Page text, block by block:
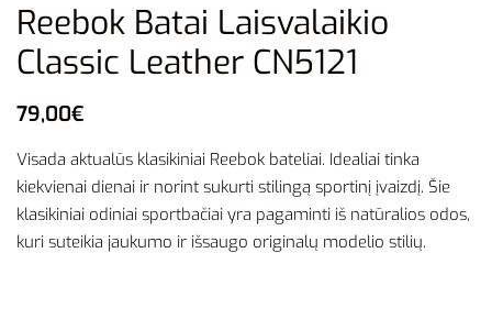
Reebok Batai Laisvalaikio
Classic Leather CN5121
79,00€
Visada aktualūs klasikiniai Reebok bateliai. Idealiai tinka
kiekvienai dienai ir norint sukurti stilingą sportinį įvaizdį. Šie
klasikiniai odiniai sportbačiai yra pagaminti iš natūralios odos,
kuri suteikia jaukumo ir išsaugo originalų modelio stilių.